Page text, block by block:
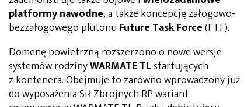
platformy nawodne, a także koncepcję załogowo-
bezzałogowego plutonu Future Task Force(FTF).
Domenę powietrzną rozszerzono o nowe wersje
systemów rodzinyWARMATE TLstartujących
z kontenera. Obejmuje to zarówno wprowadzony już
do wyposażenia Sił Zbrojnych RP wariant